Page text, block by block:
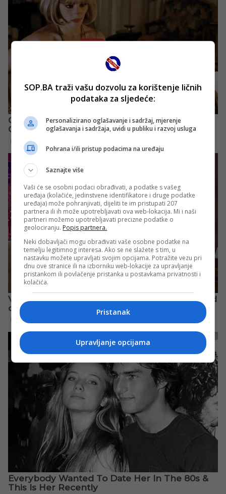
SOP.BA traži vašu dozvolu za korištenje ličnih
podataka za sljedeće:
Personalizirano oglašavanje i sadržaj, mjerenje
oglašavanja i sadržaja, uvidi u publiku i razvoj usluga
Pohrana i/ili pristup podacima na uređaju
Saznajte više
Vaši će se osobni podaci obrađivati, a podatke s vašeg
uređaja (kolačiće, jedinstvene identifikatore i druge podatke
uređaja) može pohranjivati, dijeliti te im pristupati 207
partnera ili ih može upotrebljavati ova web-lokacija. Mi i naši
partneri možemo upotrebljavati precizne podatke o
geolociranju. Popis partnera.
Neki dobavljači mogu obrađivati vaše osobne podatke na
temelju legitimnog interesa. Ako se ne slažete s tim, u
nastavku možete upravljati svojim opcijama. Potražite vezu pri
dnu ove stranice ili na izborniku web-lokacije za upravljanje
pristankom ili povlačenje pristanka u postavkama privatnosti i
kolačića.
Pristanak
Upravljanje opcijama